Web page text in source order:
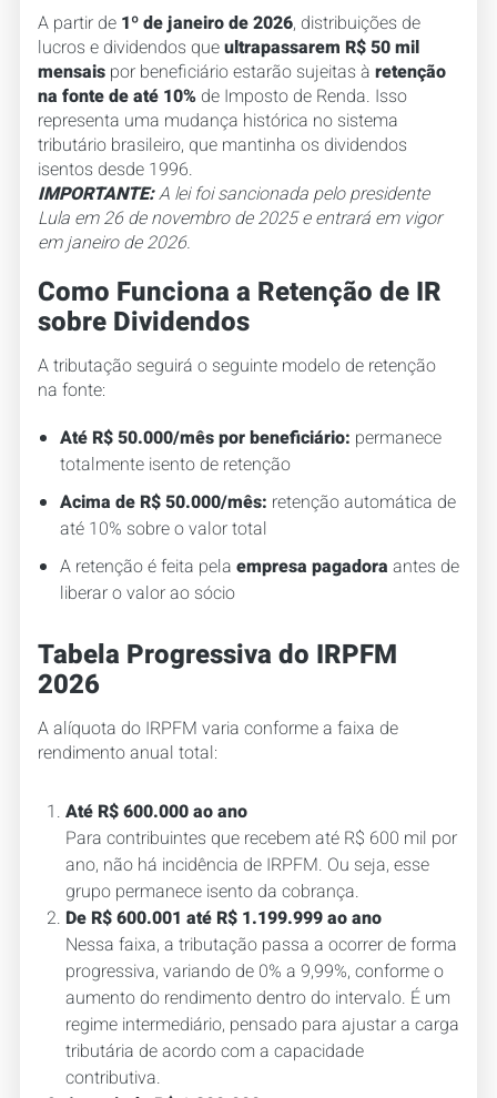
A partir de 1º de janeiro de 2026, distribuições de
lucros e dividendos queultrapassarem R$ 50 mil
mensaispor beneficiário estarão sujeitas à retenção
na fonte de até 10%de Imposto de Renda. Isso
representa uma mudança histórica no sistema
tributário brasileiro, que mantinha os dividendos
isentos desde 1996.
IMPORTANTE:A lei foi sancionada pelo presidente
Lula em 26 de novembro de 2025 e entrará em vigor
em janeiro de 2026.
Como Funciona a Retenção de IR
sobre Dividendos
A tributação seguirá o seguinte modelo de retenção
na fonte:
Até R$ 50.000/mês por beneficiário: permanece
totalmente isento de retenção
Acima de R$ 50.000/mês: retenção automática de
até 10% sobre o valor total
A retenção é feita pela empresa pagadora antes de
liberar o valor ao sócio
Tabela Progressiva do IRPFM
2026
A alíquota do IRPFM varia conforme a faixa de
rendimento anual total:
Até R$ 600.000 ao ano
Para contribuintes que recebem até R$ 600 mil por
ano, não há incidência de IRPFM. Ou seja, esse
grupo permanece isento da cobrança.
De R$ 600.001 até R$ 1.199.999 ao ano
Nessa faixa, a tributação passa a ocorrer de forma
progressiva, variando de 0% a 9,99%, conforme o
aumento do rendimento dentro do intervalo. É um
regime intermediário, pensado para ajustar a carga
tributária de acordo com a capacidade
contributiva.